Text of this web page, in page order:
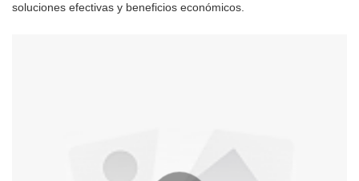
soluciones efectivas y beneficios económicos.